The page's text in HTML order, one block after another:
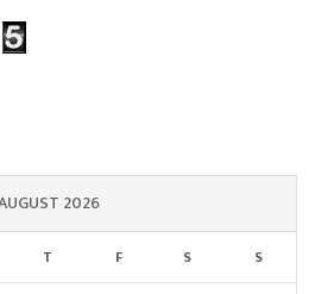
2026
T F S S